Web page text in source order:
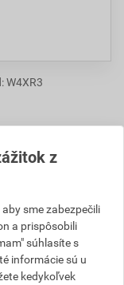
W4XR3
z cenníkovej
54,64 EUR
s DPH za ks
z
sme zabezpečili
a prispôsobili
súhlasíte s
informácie sú u
kedykoľvek